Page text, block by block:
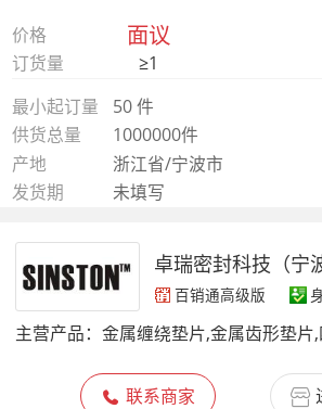
价格 面议
订货量
≥1
最小起订量
50 件
供货总量
1000000件
产地
浙江省/宁波市
发货期
未填写
卓瑞密封科技（宁
百销通高级版
主营产品：
联系商家